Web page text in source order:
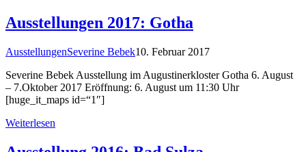
Ausstellungen 2017: Gotha
AusstellungenSeverine Bebek10. Februar 2017
Severine Bebek Ausstellung im Augustinerkloster Gotha 6. August
– 7.Oktober 2017 Eröffnung: 6. August um 11:30 Uhr
[huge_it_maps id=“1″]
Weiterlesen